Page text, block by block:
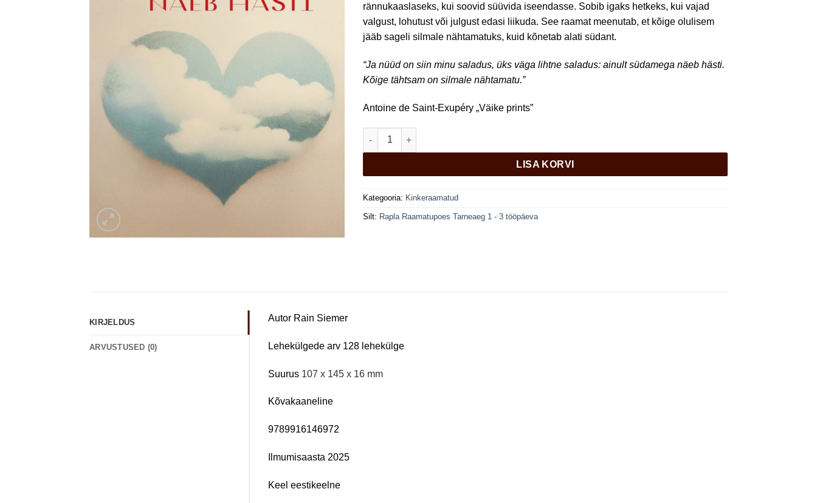
rännukaaslaseks, kui soovid süüvida iseendasse. Sobib igaks hetkeks, kui vajad
valgust, lohutust või julgust edasi liikuda. See raamat meenutab, et kõige olulisem
jääb sageli silmale nähtamatuks, kuid kõnetab alati südant.
“Ja nüüd on siin minu saladus, üks väga lihtne saladus: ainult südamega näeb hästi.
Kõige tähtsam on silmale nähtamatu.”
Antoine de Saint-Exupéry „Väike prints”
Ainult südamega näeb hästi kogus
LISA KORVI
Kategooria: Kinkeraamatud
Silt: Rapla Raamatupoes Tarneaeg 1 - 3 tööpäeva
KIRJELDUS
ARVUSTUSED (0)
Autor Rain Siemer
Lehekülgede arv 128 lehekülge
Suurus 107 x 145 x 16 mm
Kõvakaaneline
9789916146972
Ilmumisaasta 2025
Keel eestikeelne